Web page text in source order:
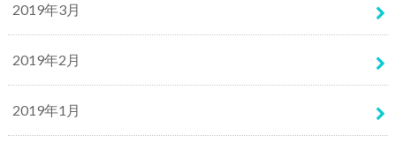
2019年3月
2019年2月
2019年1月